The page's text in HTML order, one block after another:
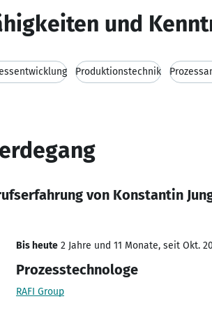
und
Produktionstechnik
von Konstantin
Bis heute 2 Jahre und 11 Monate, seit Okt.
Prozesstechnologe
RAFI Group